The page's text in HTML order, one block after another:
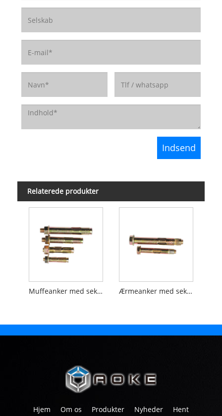
Relaterede produkter
Muffeanker med sekskantflangemøtrik Ærmeanker med sekskantbolt og skive
Hjem Om os Produkter Nyheder Hent